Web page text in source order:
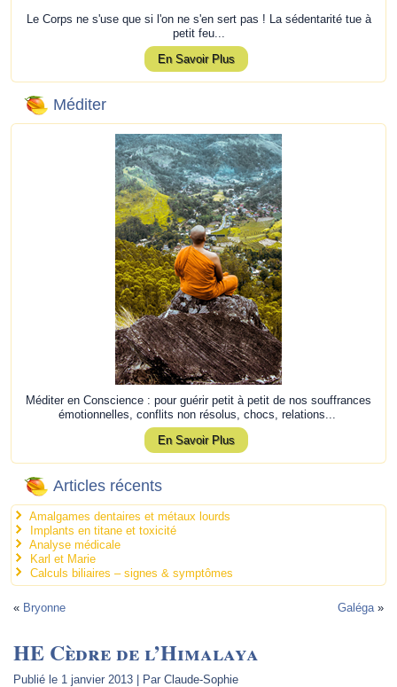
Le Corps ne s'use que si l'on ne s'en sert pas ! La sédentarité tue à
petit feu...
En Savoir Plus
Méditer
Méditer en Conscience : pour guérir petit à petit de nos souffrances
émotionnelles, conflits non résolus, chocs, relations...
En Savoir Plus
Articles récents
Amalgames dentaires et métaux lourds
Implants en titane et toxicité
Analyse médicale
Karl et Marie
Calculs biliaires – signes & symptômes
« Bryonne Galéga»
HE Cèdre de l’Himalaya
Publié le 1 janvier 2013 | Par Claude-Sophie